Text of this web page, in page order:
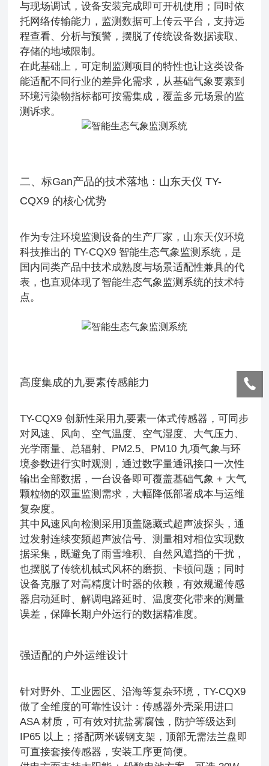
与现场调试，设备安装完成即可开机使用；同时依
托网络传输能力，监测数据可上传云平台，支持远
程查看、分析与预警，摆脱了传统设备数据读取、
存储的地域限制。
在此基础上，可定制监测项目的特性也让这类设备
能适配不同行业的差异化需求，从基础气象要素到
环境污染物指标都可按需集成，覆盖多元场景的监
测诉求。
二、标Gan产品的技术落地：山东天仪 TY-
CQX9 的核心优势
作为专注环境监测设备的生产厂家，山东天仪环境
科技推出的 TY-CQX9 智能生态气象监测系统，是
国内同类产品中技术成熟度与场景适配性兼具的代
表，也直观体现了智能生态气象监测系统的技术特
点。
高度集成的九要素传感能力
TY-CQX9 创新性采用九要素一体式传感器，可同步
对风速、风向、空气温度、空气湿度、大气压力、
光学雨量、总辐射、PM2.5、PM10 九项气象与环
境参数进行实时观测，通过数字量通讯接口一次性
输出全部数据，一台设备即可覆盖基础气象 + 大气
颗粒物的双重监测需求，大幅降低部署成本与运维
复杂度。
其中风速风向检测采用顶盖隐藏式超声波探头，通
过发射连续变频超声波信号、测量相对相位实现数
据采集，既避免了雨雪堆积、自然风遮挡的干扰，
也摆脱了传统机械式风杯的磨损、卡顿问题；同时
设备克服了对高精度计时器的依赖，有效规避传感
器启动延时、解调电路延时、温度变化带来的测量
误差，保障长期户外运行的数据精准度。
强适配的户外运维设计
针对野外、工业园区、沿海等复杂环境，TY-CQX9
做了全维度的可靠性设计：传感器外壳采用进口
ASA 材质，可有效对抗盐雾腐蚀，防护等级达到
IP65 以上；搭配两米碳钢支架，顶部无需法兰盘即
可直接套接传感器，安装工序更简便。